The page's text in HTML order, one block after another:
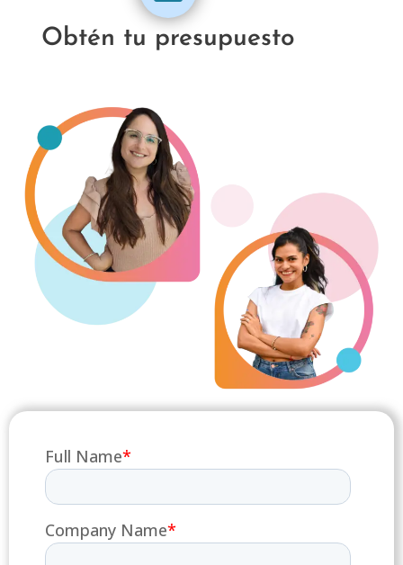
Obtén tu presupuesto